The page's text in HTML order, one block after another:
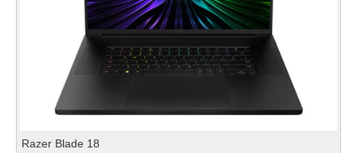
Razer Blade 18